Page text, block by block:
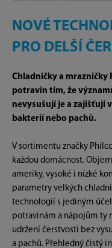
NOVÉ
PRO DELŠÍ
Chladničky a
potravin tím, že
nevysušují je a zajišťují
bakterií nebo pachů.
V sortimentu značky
každou domácnost.
ameriky, vysoké i nízké
parametry velkých
technologií s jediným
potravinám a nápojům ty
udržení čerstvosti bez
a pachů. Přehledný čistý